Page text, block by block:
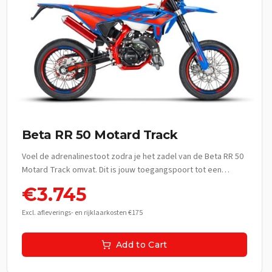
Beta RR 50 Motard Track
Voel de adrenalinestoot zodra je het zadel van de Beta RR 50
Motard Track omvat. Dit is jouw toegangspoort tot een
avontuur. Stap op en ervaar de rauwe kracht en behendigheid
die jou moeiteloos door het stedelijke landschap snijdt en de
meters op deze zwarte racemonster zijn het begin van een
legende, een ode aan snelheid en onafhankelijkheid. **De
€3.745
Excl. afleverings- en rijklaarkosten €175
Add to Cart